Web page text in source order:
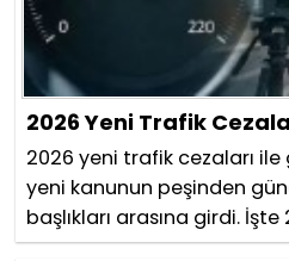
2026 Yeni Trafik
2026 yeni trafik cezaları
yeni kanunun peşinden
başlıkları arasına girdi.